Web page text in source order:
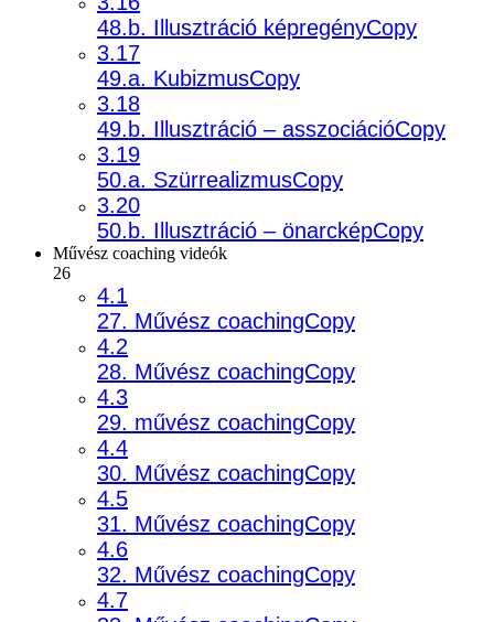
48.b. Illusztráció képregényCopy
3.17
49.a. KubizmusCopy
3.18
49.b. Illusztráció – asszociációCopy
3.19
50.a. SzürrealizmusCopy
3.20
50.b. Illusztráció – önarcképCopy
Művész coaching videók
26
4.1
27. Művész coachingCopy
4.2
28. Művész coachingCopy
4.3
29. művész coachingCopy
4.4
30. Művész coachingCopy
4.5
31. Művész coachingCopy
4.6
32. Művész coachingCopy
4.7